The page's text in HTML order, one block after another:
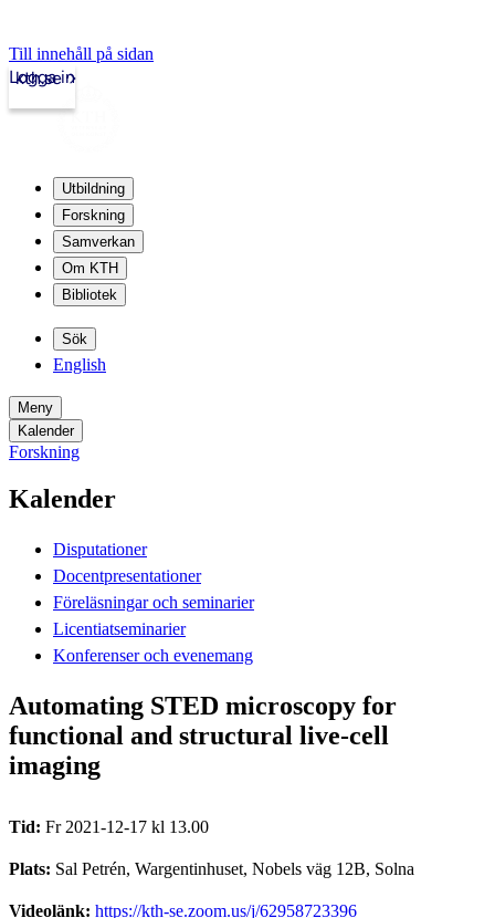
Till innehåll på sidan
kth.se
Logga in
Utbildning
Forskning
Samverkan
Om KTH
Bibliotek
Sök
English
Meny
Kalender
Forskning
Kalender
Disputationer
Docentpresentationer
Föreläsningar och seminarier
Licentiatseminarier
Konferenser och evenemang
Automating STED microscopy for
functional and structural live-cell
imaging
Tid: Fr 2021-12-17 kl 13.00
Plats: Sal Petrén, Wargentinhuset, Nobels väg 12B, Solna
Videolänk: https://kth-se.zoom.us/j/62958723396